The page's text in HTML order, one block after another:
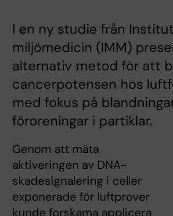
I en ny studie från
miljömedicin (IMM)
alternativ metod för att
cancerpotensen hos
med fokus på
föroreningar i partiklar.
Genom att mäta
aktiveringen av DNA-
skadesignalering i celler
exponerade för luftprover
kunde forskama applicera